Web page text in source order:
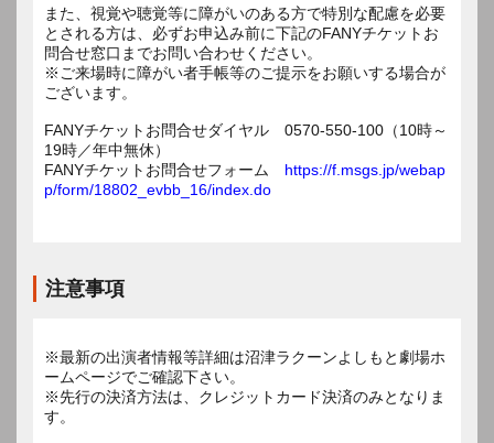
また、視覚や聴覚等に障がいのある方で特別な配慮を必要
とされる方は、必ずお申込み前に下記のFANYチケットお
問合せ窓口までお問い合わせください。
※ご来場時に障がい者手帳等のご提示をお願いする場合が
ございます。
FANYチケットお問合せダイヤル 0570-550-100（10時～
19時／年中無休）
FANYチケットお問合せフォーム https://f.msgs.jp/webap
p/form/18802_evbb_16/index.do
注意事項
※最新の出演者情報等詳細は沼津ラクーンよしもと劇場ホ
ームページでご確認下さい。
※先行の決済方法は、クレジットカード決済のみとなりま
す。